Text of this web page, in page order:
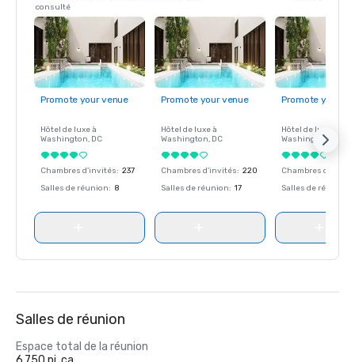
consulté
Promote your venue
Hôtel de luxe à
Washington, DC
Chambres d'invités: 237
Salles de réunion: 8
Promote your venue
Hôtel de luxe à
Washington, DC
Chambres d'invités: 220
Salles de réunion: 17
Promote your
Hôtel de luxe à
Washington
Chambres
Salles de réunion
Salles de réunion
Espace total de la réunion